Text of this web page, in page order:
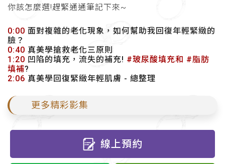
你該怎麼選!趕緊通通筆記下來~
0:00 面對複雜的老化現象，如何幫助我回復年輕緊緻的
臉？
0:40 真美學搶救老化三原則
1:20 凹陷的填充，流失的補充! #玻尿酸填充和 #脂肪
填補?
2:06 真美學回復緊緻年輕肌膚 - 總整理
更多精彩影集
線上預約